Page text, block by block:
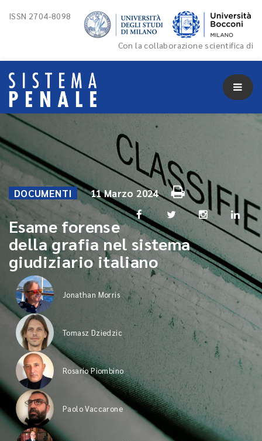
ISSN 2704-8098
Con la collaborazione scientifica di
DOCUMENTI 11 Marzo 2024
Esame forense
della grafia nel sistema
giudiziario italiano
Jonathan Morris
Tomasz Dziedzic
Rosario Piombino
Paolo Vaccarone